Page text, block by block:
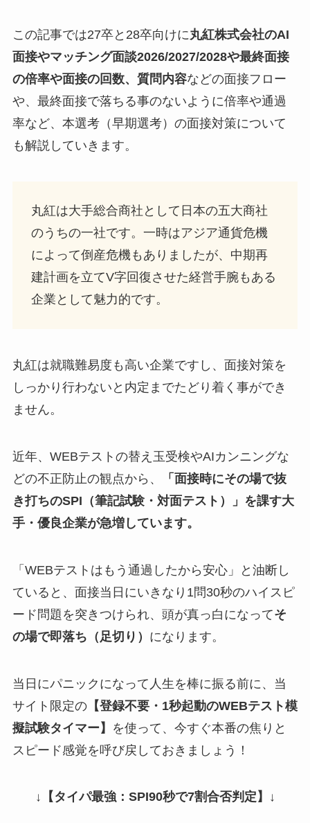
この記事では27卒と28卒向けに丸紅株式会社のAI
面接やマッチング面談2026/2027/2028や最終面接
の倍率や面接の回数、質問内容などの面接フロー
や、最終面接で落ちる事のないように倍率や通過
率など、本選考（早期選考）の面接対策について
も解説していきます。
丸紅は大手総合商社として日本の五大商社
のうちの一社です。一時はアジア通貨危機
によって倒産危機もありましたが、中期再
建計画を立てV字回復させた経営手腕もある
企業として魅力的です。
丸紅は就職難易度も高い企業ですし、面接対策を
しっかり行わないと内定までたどり着く事ができ
ません。
近年、WEBテストの替え玉受検やAIカンニングな
どの不正防止の観点から、
「面接時にその場で抜
き打ちのSPI（筆記試験・対面テスト）」を課す大
手・優良企業が急増しています。
「WEBテストはもう通過したから安心」と油断し
ていると、面接当日にいきなり1問30秒のハイスピ
ード問題を突きつけられ、頭が真っ白になってそ
の場で即落ち（足切り） になります。
当日にパニックになって人生を棒に振る前に、当
サイト限定の【登録不要・1秒起動のWEBテスト模
擬試験タイマー】
を使って、今すぐ本番の焦りと
スピード感覚を呼び戻しておきましょう！
↓ 【タイパ最強：SPI90秒で7割合否判定】 ↓